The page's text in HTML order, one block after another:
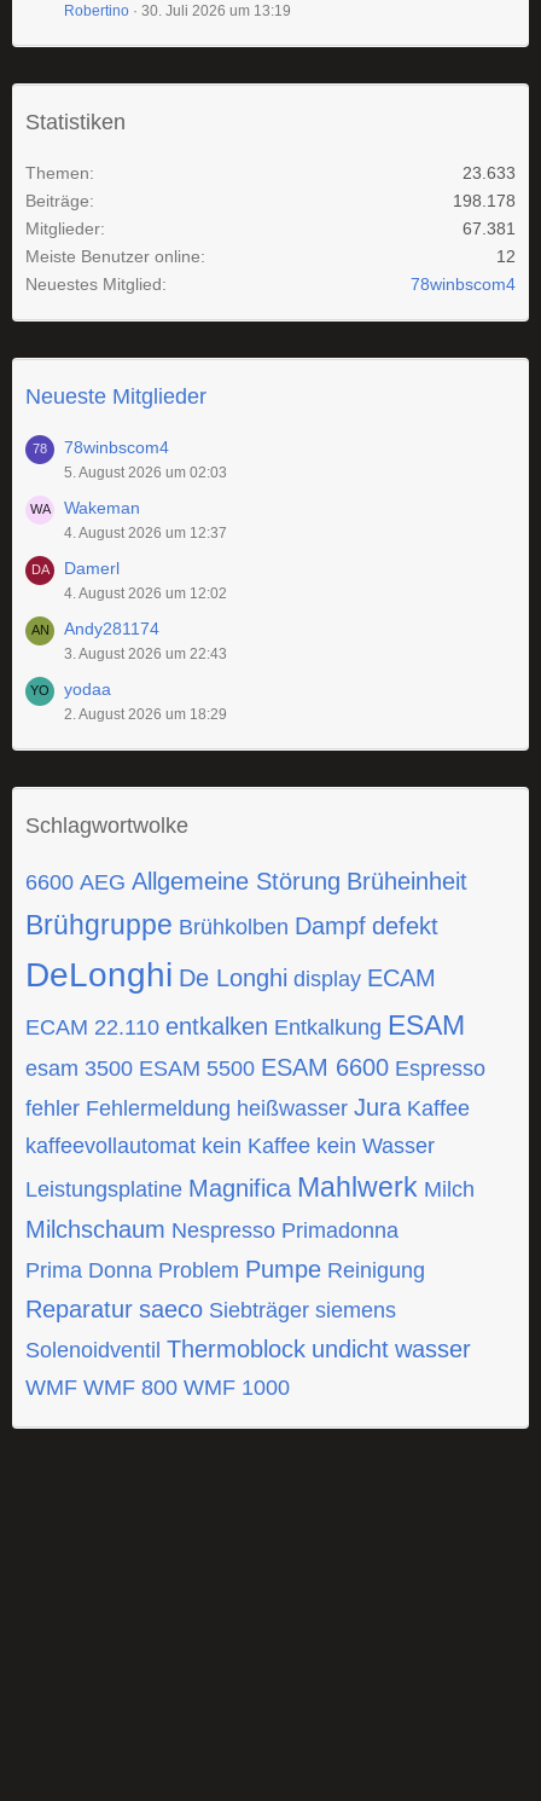
Robertino 30. Juli 2026 um 13:19
Statistiken
Themen
23.633
Beiträge
198.178
Mitglieder
67.381
Meiste Benutzer online
12
Neuestes Mitglied
78winbscom4
Neueste Mitglieder
78winbscom4
5. August 2026 um 02:03
Wakeman
4. August 2026 um 12:37
Damerl
4. August 2026 um 12:02
Andy281174
3. August 2026 um 22:43
yodaa
2. August 2026 um 18:29
Schlagwortwolke
6600 AEG Allgemeine Störung Brüheinheit
Brühgruppe Brühkolben Dampf defekt
DeLonghi De Longhi display ECAM
ECAM 22.110 entkalken Entkalkung ESAM
esam 3500 ESAM 5500 ESAM 6600 Espresso
fehler Fehlermeldung heißwasser Jura Kaffee
kaffeevollautomat kein Kaffee kein Wasser
Leistungsplatine Magnifica Mahlwerk Milch
Milchschaum Nespresso Primadonna
Prima Donna Problem Pumpe Reinigung
Reparatur saeco Siebträger siemens
Solenoidventil Thermoblock undicht wasser
WMF WMF 800 WMF 1000